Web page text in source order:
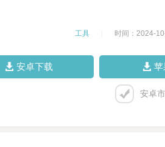
工具 时间：2024-
安卓下载 苹
安卓